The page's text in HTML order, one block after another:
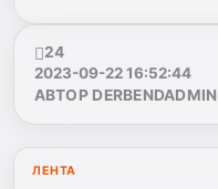
24
2023-09-22 16:52:44
АВТОР DERBENDADMIN
ЛЕНТА